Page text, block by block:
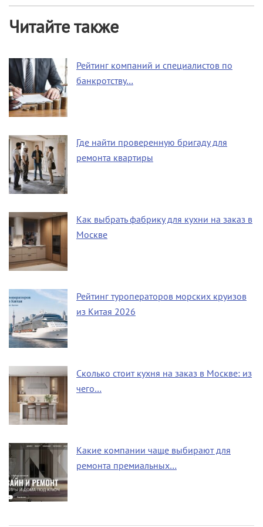
Читайте также
Рейтинг компаний и специалистов по
банкротству…
Где найти проверенную бригаду для
ремонта квартиры
Как выбрать фабрику для кухни на заказ в
Москве
Рейтинг туроператоров морских круизов
из Китая 2026
Сколько стоит кухня на заказ в Москве: из
чего…
Какие компании чаще выбирают для
ремонта премиальных…